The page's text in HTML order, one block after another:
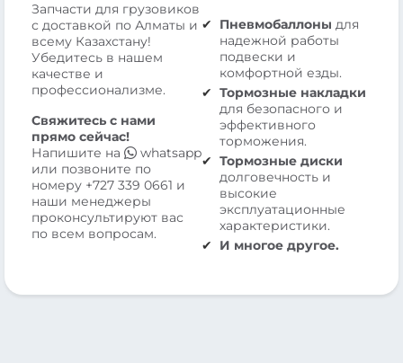
Запчасти для грузовиков
с доставкой по Алматы и
всему Казахстану!
Убедитесь в нашем
качестве и
профессионализме.
Свяжитесь с нами
прямо сейчас!
Напишите на
whatsapp
или позвоните по
номеру +727 339 0661 и
наши менеджеры
проконсультируют вас
по всем вопросам.
Пневмобаллоны для
надежной работы
подвески и
комфортной езды.
Тормозные накладки
для безопасного и
эффективного
торможения.
Тормозные диски
долговечность и
высокие
эксплуатационные
характеристики.
И многое другое.